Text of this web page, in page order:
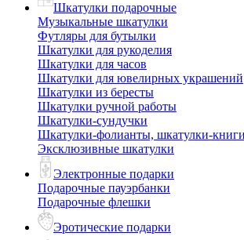
Шкатулки подарочные
Музыкальные шкатулки
Футляры для бутылки
Шкатулки для рукоделия
Шкатулки для часов
Шкатулки для ювелирных украшений
Шкатулки из бересты
Шкатулки ручной работы
Шкатулки-сундучки
Шкатулки-фолианты, шкатулки-книги
Эксклюзивные шкатулки
Электронные подарки
Подарочные пауэрбанки
Подарочные флешки
Эротические подарки